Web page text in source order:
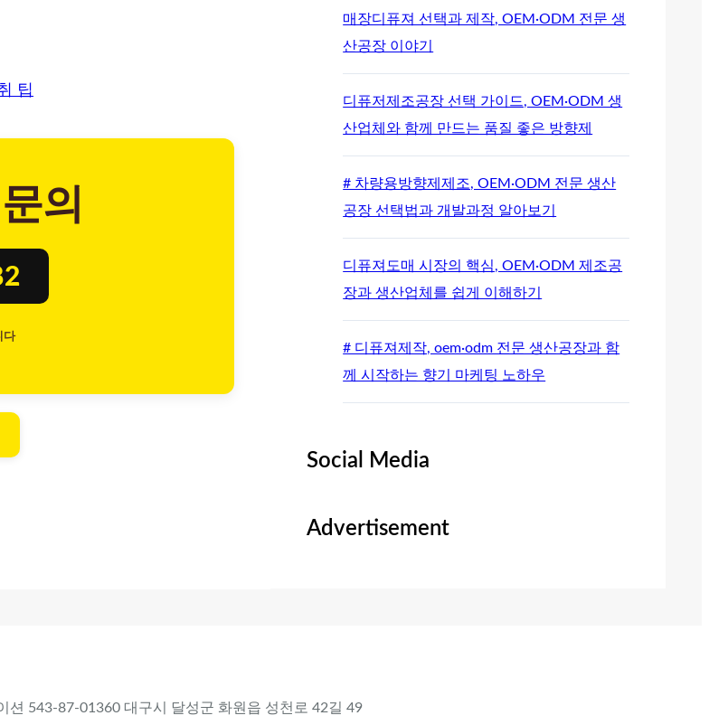
팁
의
다
매장디퓨져 선택과 제작, OEM·ODM 전문 생
산공장 이야기
디퓨저제조공장 선택 가이드, OEM·ODM 생
산업체와 함께 만드는 품질 좋은 방향제
# 차량용방향제제조, OEM·ODM 전문 생산
공장 선택법과 개발과정 알아보기
디퓨져도매 시장의 핵심, OEM·ODM 제조공
장과 생산업체를 쉽게 이해하기
# 디퓨져제작, oem·odm 전문 생산공장과 함
께 시작하는 향기 마케팅 노하우
Social Media
Advertisement
션 543-87-01360 대구시 달성군 화원읍 성천로 42길 49